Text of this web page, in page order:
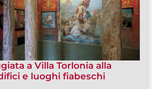
a Villa Torlonia alla
e luoghi fiabeschi